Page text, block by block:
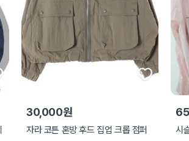
30,000원
자라 코튼 혼방 후드 집업 크롭 점퍼 시